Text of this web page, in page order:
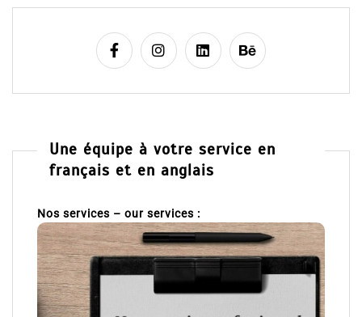
Une équipe à votre service en
français et en anglais
Nos services – our services :